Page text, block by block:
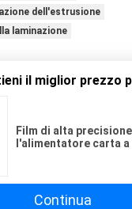
dell'estrusione
laminazione
il miglior prezzo
Film di alta
l'alimentatore carta a
Continua